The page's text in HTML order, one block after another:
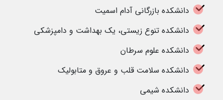
دانشکده بازرگانی آدام اسمیت
دانشکده تنوع زیستی، یک بهداشت و دامپزشکی
دانشکده علوم سرطان
دانشکده سلامت قلب و عروق و متابولیک
دانشکده شیمی